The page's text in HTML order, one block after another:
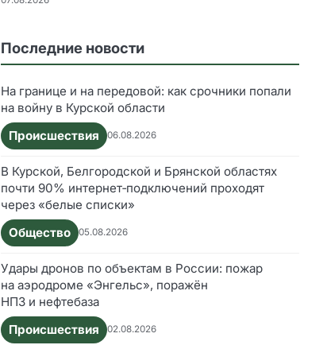
Последние новости
На границе и на передовой: как срочники попали
на войну в Курской области
Происшествия
06.08.2026
В Курской, Белгородской и Брянской областях
почти 90% интернет‑подключений проходят
через «белые списки»
Общество
05.08.2026
Удары дронов по объектам в России: пожар
на аэродроме «Энгельс», поражён
НПЗ и нефтебаза
Происшествия
02.08.2026